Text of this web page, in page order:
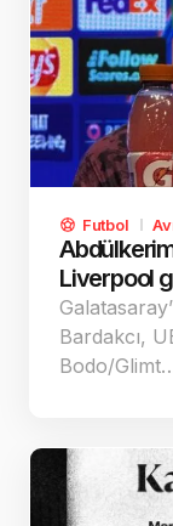
Futbol
Liverpool
Bardakcı,
Bodo/